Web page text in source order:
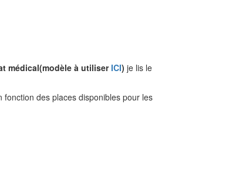
médical(modèle à utiliserICI) je lis le
des places disponibles pour les